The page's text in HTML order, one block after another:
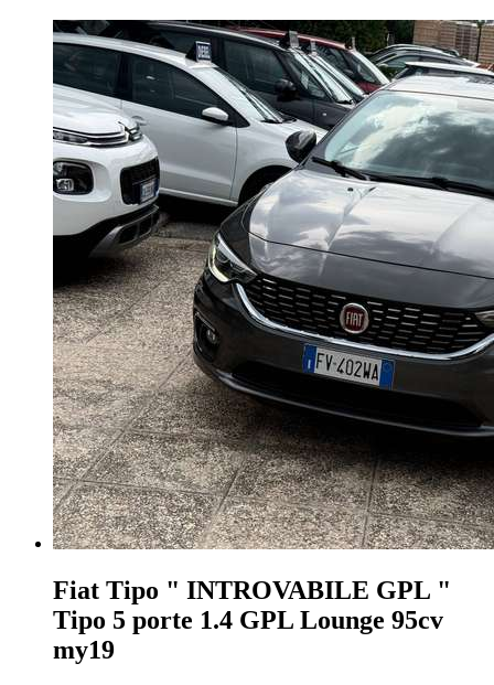
Fiat Tipo " INTROVABILE GPL "
Tipo 5 porte 1.4 GPL Lounge 95cv
my19